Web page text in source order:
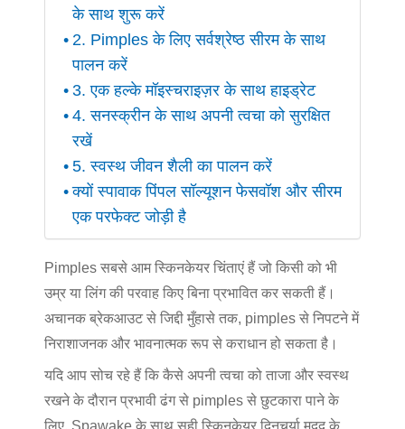
के साथ शुरू करें
2. Pimples के लिए सर्वश्रेष्ठ सीरम के साथ
पालन करें
3. एक हल्के मॉइस्चराइज़र के साथ हाइड्रेट
4. सनस्क्रीन के साथ अपनी त्वचा को सुरक्षित
रखें
5. स्वस्थ जीवन शैली का पालन करें
क्यों स्पावाक पिंपल सॉल्यूशन फेसवॉश और सीरम
एक परफेक्ट जोड़ी है
Pimples सबसे आम स्किनकेयर चिंताएं हैं जो किसी को भी
उम्र या लिंग की परवाह किए बिना प्रभावित कर सकती हैं।
अचानक ब्रेकआउट से जिद्दी मुँहासे तक, pimples से निपटने में
निराशाजनक और भावनात्मक रूप से कराधान हो सकता है।
यदि आप सोच रहे हैं कि कैसे अपनी त्वचा को ताजा और स्वस्थ
रखने के दौरान प्रभावी ढंग से pimples से छुटकारा पाने के
लिए, Spawake के साथ सही स्किनकेयर दिनचर्या मदद के